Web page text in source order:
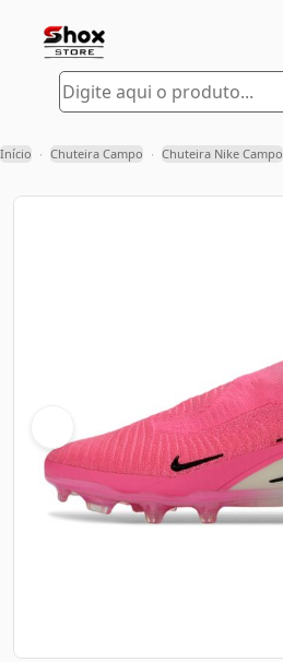
Início › Chuteira Campo › Chuteira Nike Campo